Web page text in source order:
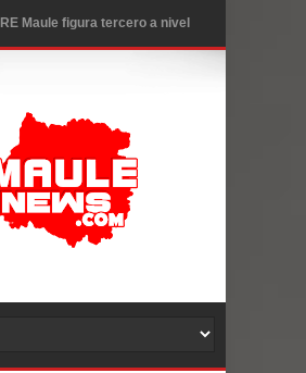
Maule figura tercero a nivel
con $133 millones
internos intentaron escapar por
forado desde la cárcel de Talca
obliga a cerrar
en Talca tras caída de